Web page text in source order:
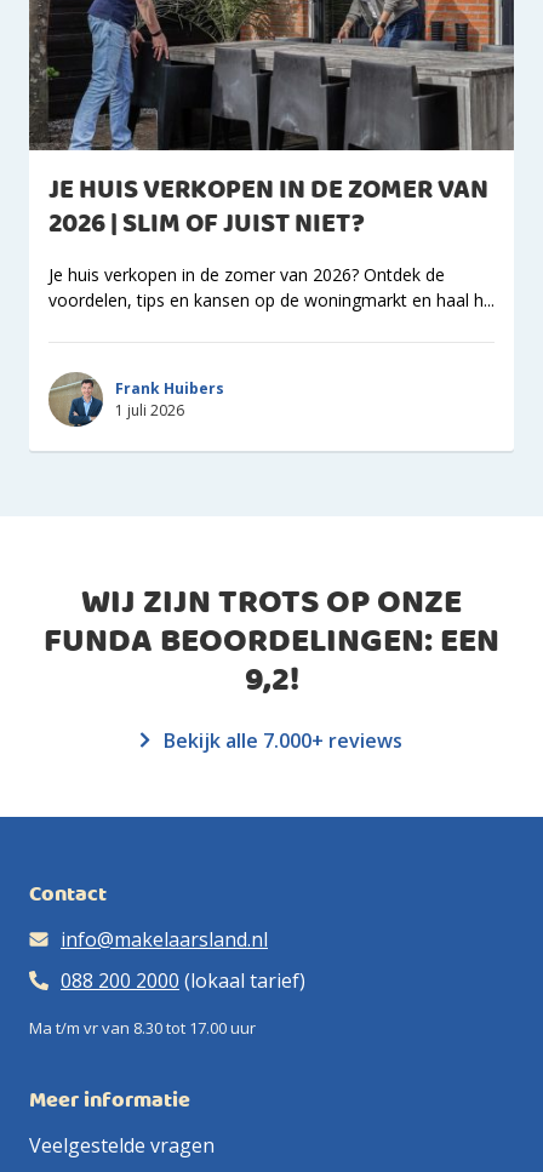
JE HUIS VERKOPEN IN DE ZOMER VAN
2026 | SLIM OF JUIST NIET?
Je huis verkopen in de zomer van 2026? Ontdek de
voordelen, tips en kansen op de woningmarkt en haal h...
Frank Huibers
1 juli 2026
WIJ ZIJN TROTS OP ONZE
FUNDA BEOORDELINGEN: EEN
9,2!
Bekijk alle 7.000+ reviews
Contact
info@makelaarsland.nl
088 200 2000 (lokaal tarief)
Ma t/m vr van 8.30 tot 17.00 uur
Meer informatie
Veelgestelde vragen